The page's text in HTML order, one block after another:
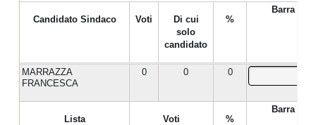
Candidato Sindaco Voti
Di cui
solo
candidato
%
Barra %
MARRAZZA
FRANCESCA
0 0 0
Lista Voti %
Barra %